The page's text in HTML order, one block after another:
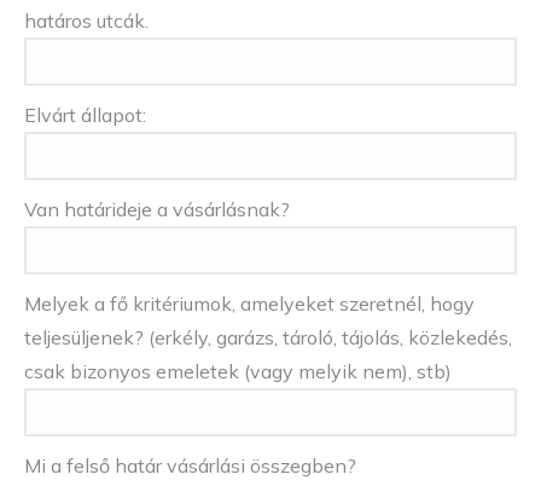
határos utcák.
Elvárt állapot:
Van határideje a vásárlásnak?
Melyek a fő kritériumok, amelyeket szeretnél, hogy
teljesüljenek? (erkély, garázs, tároló, tájolás, közlekedés,
csak bizonyos emeletek (vagy melyik nem), stb)
Mi a felső határ vásárlási összegben?